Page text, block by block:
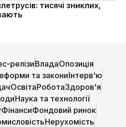
тисячі зниклих,
релізиВладаОпозиція
та закониІнтерв'ю
ОсвітаРоботаЗдоров'я
Наука та технології
ФінансиФондовий ринок
Нерухомість